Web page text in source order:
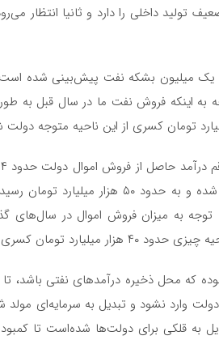
سال ۱۳۹۹، فروش روزانه یک‌ میلیون بشکه نفت
در لایحه بودجه سال ۹۹ بیش از دوازده برابر شده
به میزان فروش اموال در سال‌های
متوجه بودجه دولت شود.
که محل ذخیره درآمدهای نفتی باشد،
وارد نشود و تبدیل به سرمایه‌ای مولد
قلکی برای دولت‌ها شده‌است تا کمبود